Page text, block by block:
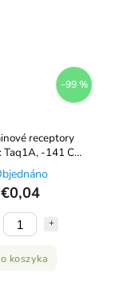
–99 %
receptory
Taq1A, -141 C
ins/del)
€0,04
koszyka